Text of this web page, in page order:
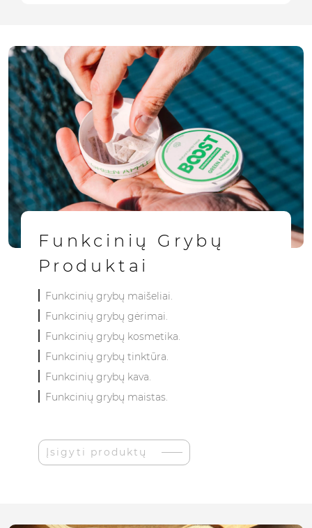
Funkcinių Grybų
Produktai
Funkcinių grybų maišeliai.
Funkcinių grybų gėrimai.
Funkcinių grybų kosmetika.
Funkcinių grybų tinktūra.
Funkcinių grybų kava.
Funkcinių grybų maistas.
Įsigyti produktų